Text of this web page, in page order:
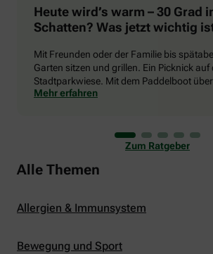
Heute wird’s warm – 30 Grad
Schatten? Was jetzt wichtig
Mit Freunden oder der Familie bis
Garten sitzen und grillen. Ein Picknick auf
Stadtparkwiese. Mit dem Paddelboot
See gleiten oder eine Radtour durch die
er uns auch ganz schön zu schaffen.
Temperaturen tagsüber auf mehr als 30
klettern und uns warme Tropennächte den
rauben, sehnen wir uns oft nach einem
Mehr erfahren
Zum Ratgeber
Alle Themen
Allergien & Immunsystem
Bewegung und Sport